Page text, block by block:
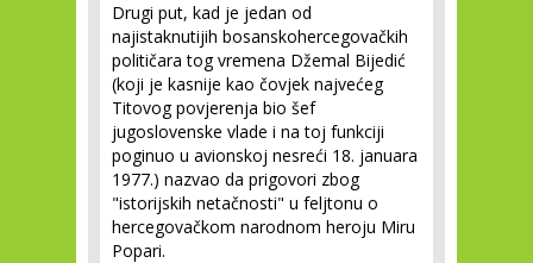
Drugi put, kad je jedan od
najistaknutijih bosanskohercegovačkih
političara tog vremena Džemal Bijedić
(koji je kasnije kao čovjek najvećeg
Titovog povjerenja bio šef
jugoslovenske vlade i na toj funkciji
poginuo u avionskoj nesreći 18. januara
1977.) nazvao da prigovori zbog
"istorijskih netačnosti" u feljtonu o
hercegovačkom narodnom heroju Miru
Popari.